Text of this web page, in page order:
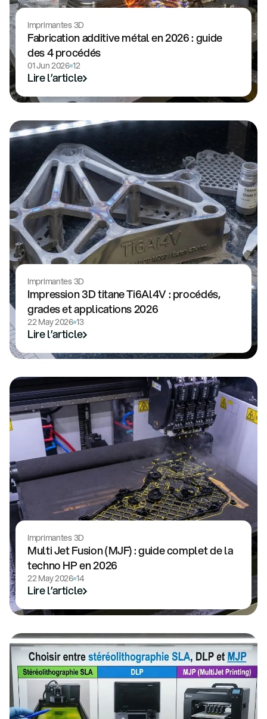
Imprimantes 3D
Fabrication additive métal en 2026 : guide
des 4 procédés
01 Jun 2026 12
Lire l’article
Imprimantes 3D
Impression 3D titane Ti6Al4V : procédés,
grades et applications 2026
22 May 2026 13
Lire l’article
Imprimantes 3D
Multi Jet Fusion (MJF) : guide complet de la
techno HP en 2026
22 May 2026 14
Lire l’article